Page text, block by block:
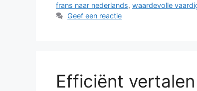
frans naar nederlands, waardevolle
Geef een reactie
Efficiënt